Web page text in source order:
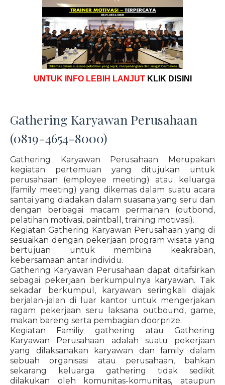
UNTUK INFO LEBIH LANJUT KLIK DISINI
Gathering Karyawan Perusahaan
(0819-4654-8000)
Gathering Karyawan Perusahaan Merupakan
kegiatan pertemuan yang ditujukan untuk
perusahaan (employee meeting) atau keluarga
(family meeting) yang dikemas dalam suatu acara
santai yang diadakan dalam suasana yang seru dan
dengan berbagai macam permainan (outbond,
pelatihan motivasi, paintball, training motivasi).
Kegiatan Gathering Karyawan Perusahaan yang di
sesuaikan dengan pekerjaan program wisata yang
bertujuan untuk membina keakraban,
kebersamaan antar individu.
Gathering Karyawan Perusahaan dapat ditafsirkan
sebagai pekerjaan berkumpulnya karyawan. Tak
sekadar berkumpul, karyawan seringkali diajak
berjalan-jalan di luar kantor untuk mengerjakan
ragam pekerjaan seru laksana outbound, game,
makan bareng serta pembagian doorprize.
Kegiatan Familiy gathering atau Gathering
Karyawan Perusahaan adalah suatu pekerjaan
yang dilaksanakan karyawan dan family dalam
sebuah organisasi atau perusahaan, bahkan
sekarang keluarga gathering tidak sedikit
dilakukan oleh komunitas-komunitas, ataupun